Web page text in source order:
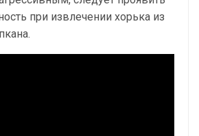
при извлечении хорька из